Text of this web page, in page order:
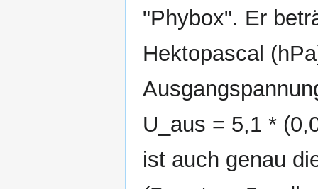
"Phybox". Er
Hektopascal
U_aus = 5,1 *
ist auch genau